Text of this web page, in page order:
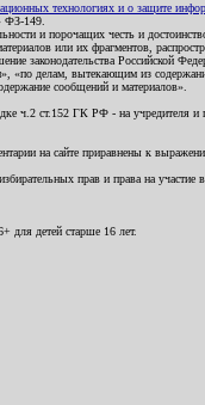
технологиях и о защите
ФЗ-149.
и порочащих честь и
или их фрагментов,
законодательства Российской
делам, вытекающим из
сообщений и материалов».
ст.152 ГК РФ - на учредителя и
на сайте приравнены к
прав и права на участие
для детей старше 16 лет.